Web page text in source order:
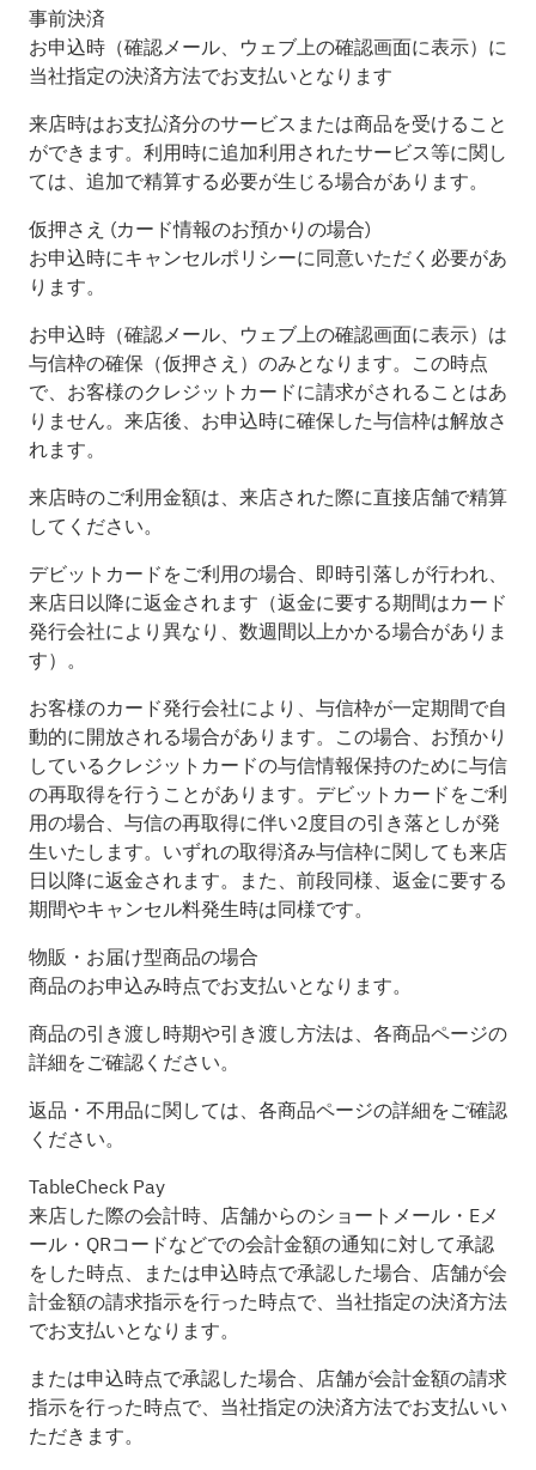
事前決済
お申込時（確認メール、ウェブ上の確認画面に表示）に
当社指定の決済方法でお支払いとなります
来店時はお支払済分のサービスまたは商品を受けること
ができます。利用時に追加利用されたサービス等に関し
ては、追加で精算する必要が生じる場合があります。
仮押さえ (カード情報のお預かりの場合)
お申込時にキャンセルポリシーに同意いただく必要があ
ります。
お申込時（確認メール、ウェブ上の確認画面に表示）は
与信枠の確保（仮押さえ）のみとなります。この時点
で、お客様のクレジットカードに請求がされることはあ
りません。来店後、お申込時に確保した与信枠は解放さ
れます。
来店時のご利用金額は、来店された際に直接店舗で精算
してください。
デビットカードをご利用の場合、即時引落しが行われ、
来店日以降に返金されます（返金に要する期間はカード
発行会社により異なり、数週間以上かかる場合がありま
す）。
お客様のカード発行会社により、与信枠が一定期間で自
動的に開放される場合があります。この場合、お預かり
しているクレジットカードの与信情報保持のために与信
の再取得を行うことがあります。デビットカードをご利
用の場合、与信の再取得に伴い2度目の引き落としが発
生いたします。いずれの取得済み与信枠に関しても来店
日以降に返金されます。また、前段同様、返金に要する
期間やキャンセル料発生時は同様です。
物販・お届け型商品の場合
商品のお申込み時点でお支払いとなります。
商品の引き渡し時期や引き渡し方法は、各商品ページの
詳細をご確認ください。
返品・不用品に関しては、各商品ページの詳細をご確認
ください。
TableCheck Pay
来店した際の会計時、店舗からのショートメール・Eメ
ール・QRコードなどでの会計金額の通知に対して承認
をした時点、または申込時点で承認した場合、店舗が会
計金額の請求指示を行った時点で、当社指定の決済方法
でお支払いとなります。
または申込時点で承認した場合、店舗が会計金額の請求
指示を行った時点で、当社指定の決済方法でお支払いい
ただきます。